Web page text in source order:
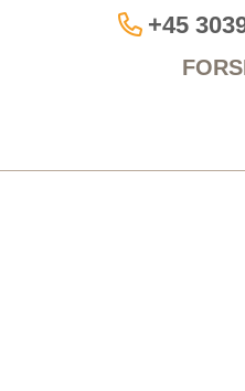
+45